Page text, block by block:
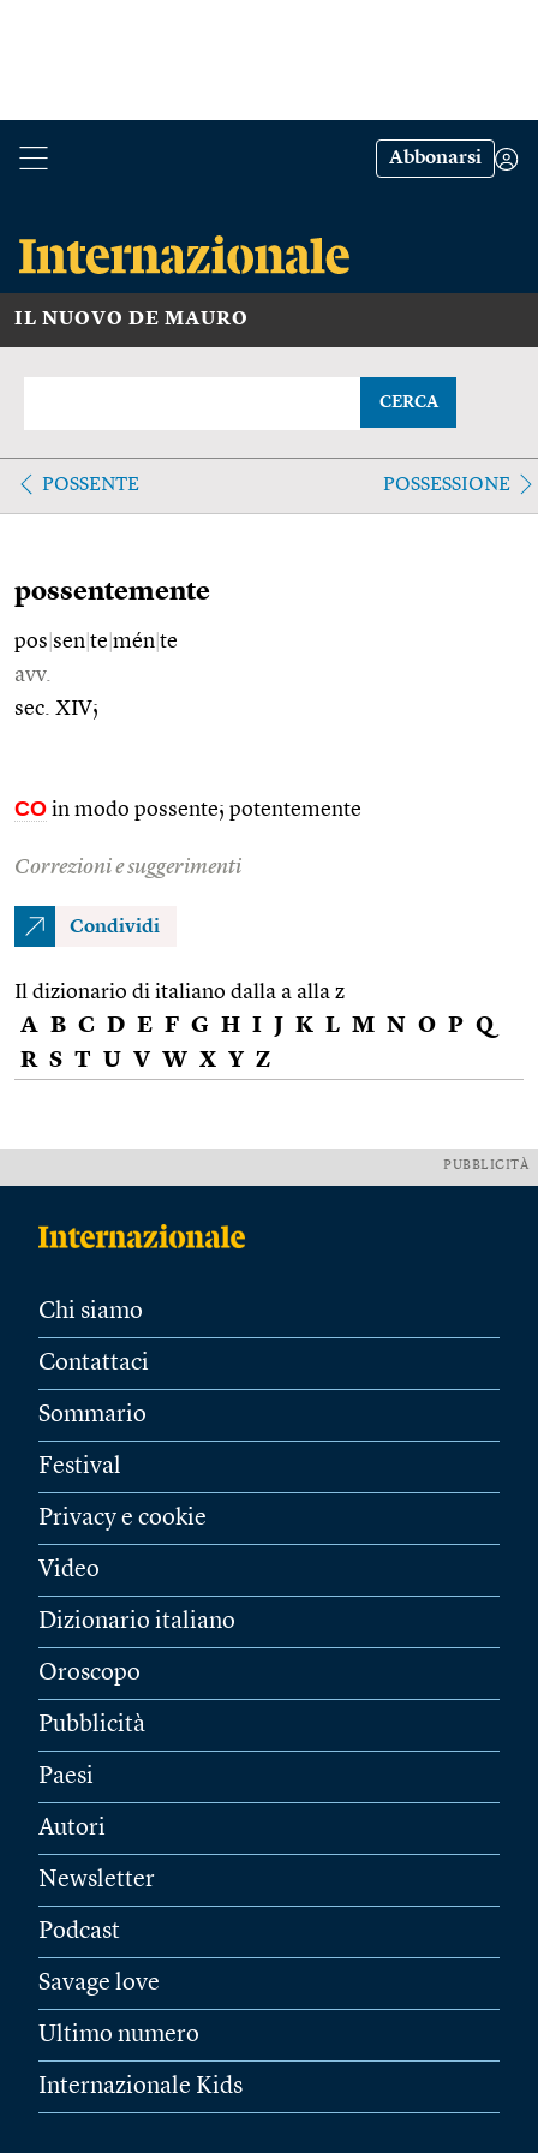
Abbonarsi
IL NUOVO DE MAURO
CERCA
POSSENTE POSSESSIONE
possentemente
pos sen te mén te
avv.
sec. XIV;
CO in modo possente; potentemente
Correzioni e suggerimenti
Condividi
Il dizionario di italiano dalla a alla z
A B C D E F G H I J K L M N O P Q
R S T U V W X Y Z
PUBBLICITÀ
Chi siamo
Contattaci
Sommario
Festival
Privacy e cookie
Video
Dizionario italiano
Oroscopo
Pubblicità
Paesi
Autori
Newsletter
Podcast
Savage love
Ultimo numero
Internazionale Kids